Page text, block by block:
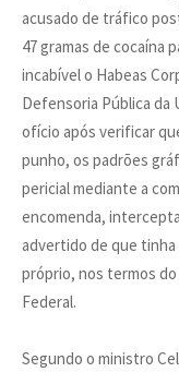
acusado de tráfico
47 gramas de cocaína
incabível o Habeas
Defensoria Pública da
ofício após verificar
punho, os padrões
pericial mediante a
encomenda,
advertido de que
próprio, nos termos
Federal.
Segundo o ministro